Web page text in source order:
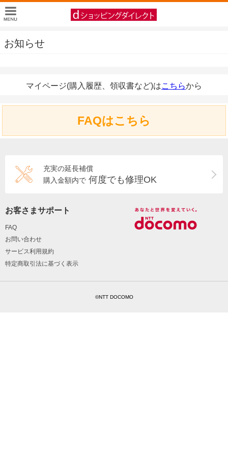
お知らせ
マイページ(購入履歴、領収書など)はこちらから
FAQはこちら
充実の延長補償
購入金額内で 何度でも修理OK
お客さまサポート
FAQ
お問い合わせ
サービス利用規約
特定商取引法に基づく表示
©NTT DOCOMO